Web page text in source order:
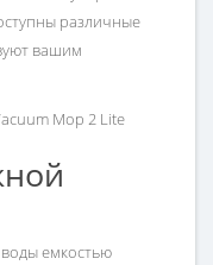
различные
вашим
емкостью